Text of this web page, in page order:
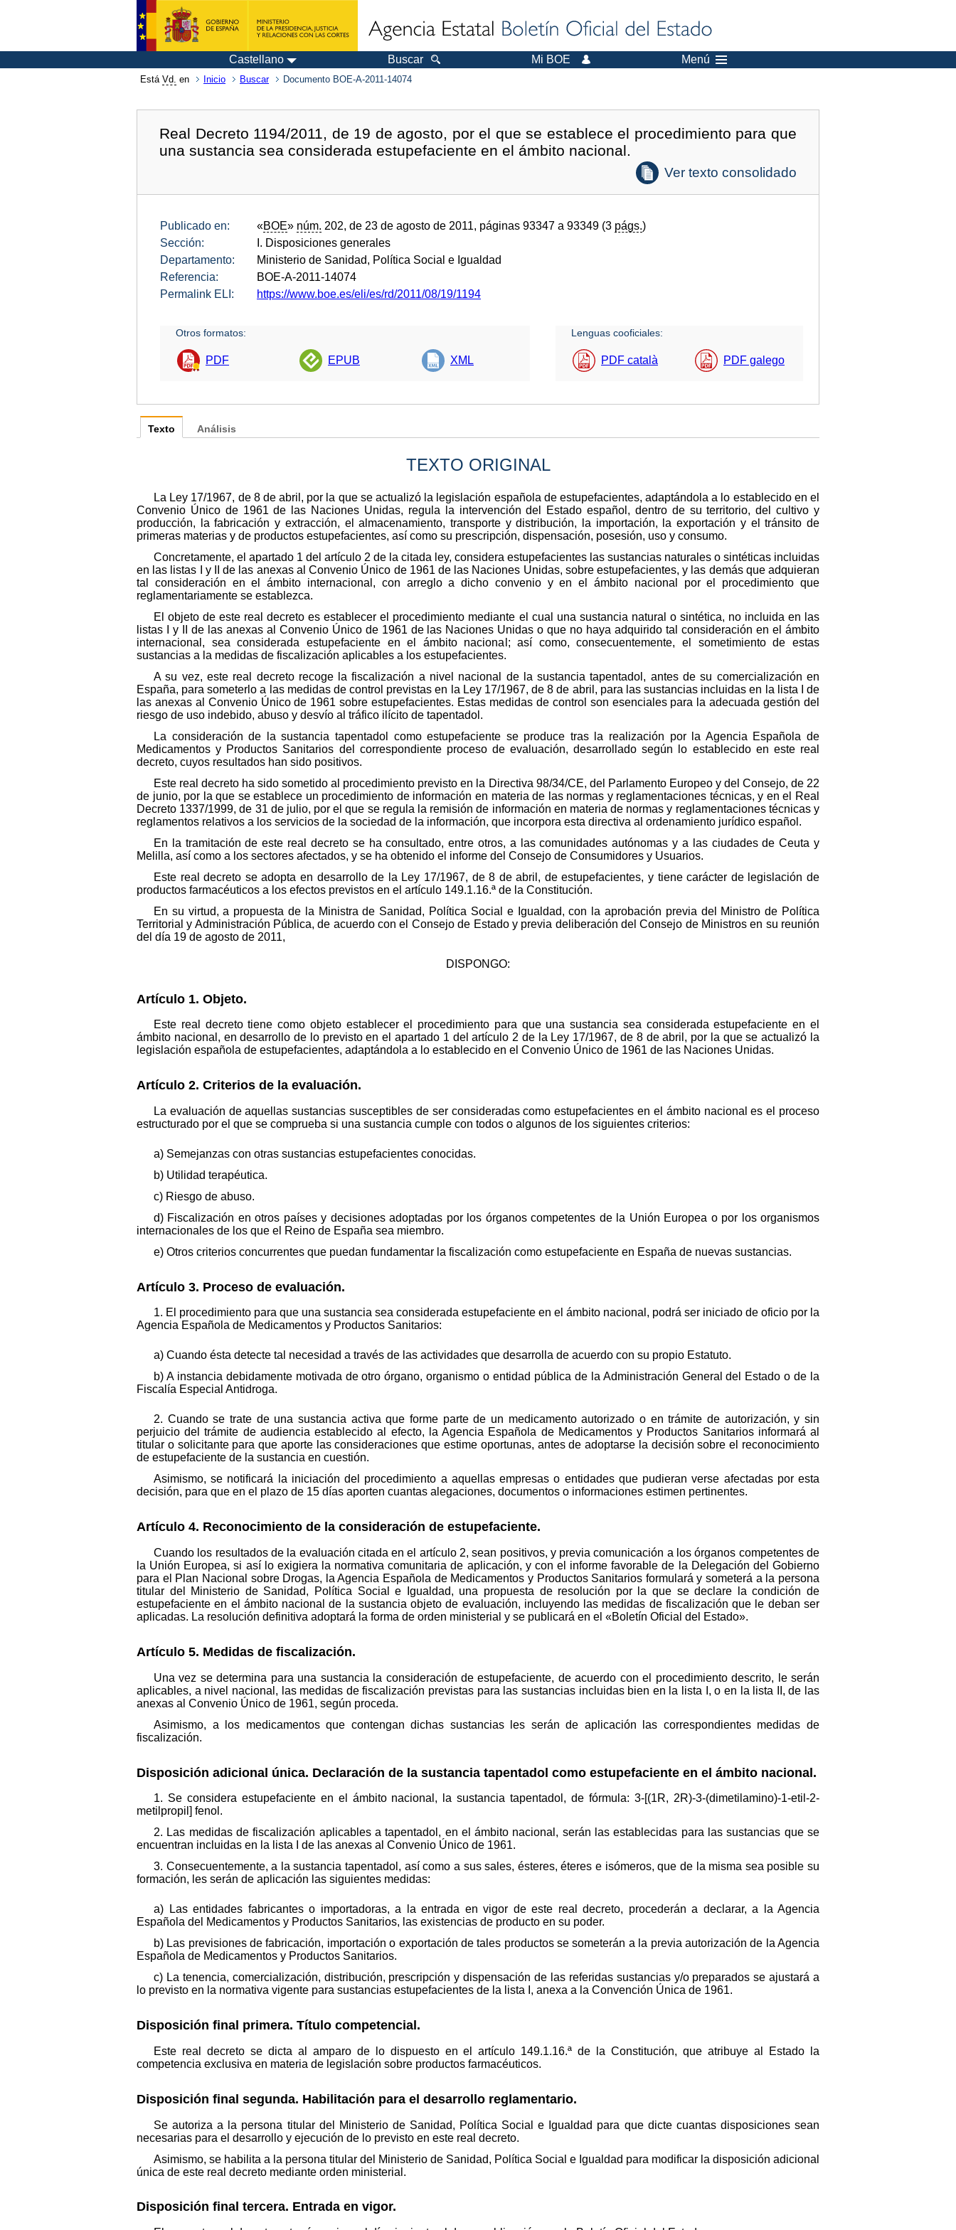
Castellano Buscar Mi BOE Menú
Está Vd. en Inicio Buscar Documento BOE-A-2011-14074
Real Decreto 1194/2011, de 19 de agosto, por el que se establece el procedimiento para que
una sustancia sea considerada estupefaciente en el ámbito nacional.
Ver texto consolidado
Publicado en: «BOE» núm. 202, de 23 de agosto de 2011, páginas 93347 a 93349 (3 págs.)
Sección:
I. Disposiciones generales
Departamento:
Ministerio de Sanidad, Política Social e Igualdad
Referencia:
BOE-A-2011-14074
Permalink ELI:
https://www.boe.es/eli/es/rd/2011/08/19/1194
Otros formatos:
PDF EPUB XML
Lenguas cooficiales:
PDF català PDF galego
Texto
TEXTO ORIGINAL
La Ley 17/1967, de 8 de abril, por la que se actualizó la legislación española de estupefacientes, adaptándola a lo establecido en el
Convenio Único de 1961 de las Naciones Unidas, regula la intervención del Estado español, dentro de su territorio, del cultivo y
producción, la fabricación y extracción, el almacenamiento, transporte y distribución, la importación, la exportación y el tránsito de
primeras materias y de productos estupefacientes, así como su prescripción, dispensación, posesión, uso y consumo.
Concretamente, el apartado 1 del artículo 2 de la citada ley, considera estupefacientes las sustancias naturales o sintéticas incluidas
en las listas I y II de las anexas al Convenio Único de 1961 de las Naciones Unidas, sobre estupefacientes, y las demás que adquieran
tal consideración en el ámbito internacional, con arreglo a dicho convenio y en el ámbito nacional por el procedimiento que
reglamentariamente se establezca.
El objeto de este real decreto es establecer el procedimiento mediante el cual una sustancia natural o sintética, no incluida en las
listas I y II de las anexas al Convenio Único de 1961 de las Naciones Unidas o que no haya adquirido tal consideración en el ámbito
internacional, sea considerada estupefaciente en el ámbito nacional; así como, consecuentemente, el sometimiento de estas
sustancias a la medidas de fiscalización aplicables a los estupefacientes.
A su vez, este real decreto recoge la fiscalización a nivel nacional de la sustancia tapentadol, antes de su comercialización en
España, para someterlo a las medidas de control previstas en la Ley 17/1967, de 8 de abril, para las sustancias incluidas en la lista I de
las anexas al Convenio Único de 1961 sobre estupefacientes. Estas medidas de control son esenciales para la adecuada gestión del
riesgo de uso indebido, abuso y desvío al tráfico ilícito de tapentadol.
La consideración de la sustancia tapentadol como estupefaciente se produce tras la realización por la Agencia Española de
Medicamentos y Productos Sanitarios del correspondiente proceso de evaluación, desarrollado según lo establecido en este real
decreto, cuyos resultados han sido positivos.
Este real decreto ha sido sometido al procedimiento previsto en la Directiva 98/34/CE, del Parlamento Europeo y del Consejo, de 22
de junio, por la que se establece un procedimiento de información en materia de las normas y reglamentaciones técnicas, y en el Real
Decreto 1337/1999, de 31 de julio, por el que se regula la remisión de información en materia de normas y reglamentaciones técnicas y
reglamentos relativos a los servicios de la sociedad de la información, que incorpora esta directiva al ordenamiento jurídico español.
En la tramitación de este real decreto se ha consultado, entre otros, a las comunidades autónomas y a las ciudades de Ceuta y
Melilla, así como a los sectores afectados, y se ha obtenido el informe del Consejo de Consumidores y Usuarios.
Este real decreto se adopta en desarrollo de la Ley 17/1967, de 8 de abril, de estupefacientes, y tiene carácter de legislación de
productos farmacéuticos a los efectos previstos en el artículo 149.1.16.ª de la Constitución.
En su virtud, a propuesta de la Ministra de Sanidad, Política Social e Igualdad, con la aprobación previa del Ministro de Política
Territorial y Administración Pública, de acuerdo con el Consejo de Estado y previa deliberación del Consejo de Ministros en su reunión
del día 19 de agosto de 2011,
DISPONGO:
Artículo 1. Objeto.
Este real decreto tiene como objeto establecer el procedimiento para que una sustancia sea considerada estupefaciente en el
ámbito nacional, en desarrollo de lo previsto en el apartado 1 del artículo 2 de la Ley 17/1967, de 8 de abril, por la que se actualizó la
legislación española de estupefacientes, adaptándola a lo establecido en el Convenio Único de 1961 de las Naciones Unidas.
Artículo 2. Criterios de la evaluación.
La evaluación de aquellas sustancias susceptibles de ser consideradas como estupefacientes en el ámbito nacional es el proceso
estructurado por el que se comprueba si una sustancia cumple con todos o algunos de los siguientes criterios:
a) Semejanzas con otras sustancias estupefacientes conocidas.
b) Utilidad terapéutica.
c) Riesgo de abuso.
d) Fiscalización en otros países y decisiones adoptadas por los órganos competentes de la Unión Europea o por los organismos
internacionales de los que el Reino de España sea miembro.
e) Otros criterios concurrentes que puedan fundamentar la fiscalización como estupefaciente en España de nuevas sustancias.
Artículo 3. Proceso de evaluación.
1. El procedimiento para que una sustancia sea considerada estupefaciente en el ámbito nacional, podrá ser iniciado de oficio por la
Agencia Española de Medicamentos y Productos Sanitarios:
a) Cuando ésta detecte tal necesidad a través de las actividades que desarrolla de acuerdo con su propio Estatuto.
b) A instancia debidamente motivada de otro órgano, organismo o entidad pública de la Administración General del Estado o de la
Fiscalía Especial Antidroga.
2. Cuando se trate de una sustancia activa que forme parte de un medicamento autorizado o en trámite de autorización, y sin
perjuicio del trámite de audiencia establecido al efecto, la Agencia Española de Medicamentos y Productos Sanitarios informará al
titular o solicitante para que aporte las consideraciones que estime oportunas, antes de adoptarse la decisión sobre el reconocimiento
de estupefaciente de la sustancia en cuestión.
Asimismo, se notificará la iniciación del procedimiento a aquellas empresas o entidades que pudieran verse afectadas por esta
decisión, para que en el plazo de 15 días aporten cuantas alegaciones, documentos o informaciones estimen pertinentes.
Artículo 4. Reconocimiento de la consideración de estupefaciente.
Cuando los resultados de la evaluación citada en el artículo 2, sean positivos, y previa comunicación a los órganos competentes de
la Unión Europea, si así lo exigiera la normativa comunitaria de aplicación, y con el informe favorable de la Delegación del Gobierno
para el Plan Nacional sobre Drogas, la Agencia Española de Medicamentos y Productos Sanitarios formulará y someterá a la persona
titular del Ministerio de Sanidad, Política Social e Igualdad, una propuesta de resolución por la que se declare la condición de
estupefaciente en el ámbito nacional de la sustancia objeto de evaluación, incluyendo las medidas de fiscalización que le deban ser
aplicadas. La resolución definitiva adoptará la forma de orden ministerial y se publicará en el «Boletín Oficial del Estado».
Artículo 5. Medidas de fiscalización.
Una vez se determina para una sustancia la consideración de estupefaciente, de acuerdo con el procedimiento descrito, le serán
aplicables, a nivel nacional, las medidas de fiscalización previstas para las sustancias incluidas bien en la lista I, o en la lista II, de las
anexas al Convenio Único de 1961, según proceda.
Asimismo, a los medicamentos que contengan dichas sustancias les serán de aplicación las correspondientes medidas de
fiscalización.
Disposición adicional única. Declaración de la sustancia tapentadol como estupefaciente en el ámbito nacional.
1. Se considera estupefaciente en el ámbito nacional, la sustancia tapentadol, de fórmula: 3-[(1R, 2R)-3-(dimetilamino)-1-etil-2-
metilpropil] fenol.
2. Las medidas de fiscalización aplicables a tapentadol, en el ámbito nacional, serán las establecidas para las sustancias que se
encuentran incluidas en la lista I de las anexas al Convenio Único de 1961.
3. Consecuentemente, a la sustancia tapentadol, así como a sus sales, ésteres, éteres e isómeros, que de la misma sea posible su
formación, les serán de aplicación las siguientes medidas:
a) Las entidades fabricantes o importadoras, a la entrada en vigor de este real decreto, procederán a declarar, a la Agencia
Española del Medicamentos y Productos Sanitarios, las existencias de producto en su poder.
b) Las previsiones de fabricación, importación o exportación de tales productos se someterán a la previa autorización de la Agencia
Española de Medicamentos y Productos Sanitarios.
c) La tenencia, comercialización, distribución, prescripción y dispensación de las referidas sustancias y/o preparados se ajustará a
lo previsto en la normativa vigente para sustancias estupefacientes de la lista I, anexa a la Convención Única de 1961.
Disposición final primera. Título competencial.
Este real decreto se dicta al amparo de lo dispuesto en el artículo 149.1.16.ª de la Constitución, que atribuye al Estado la
competencia exclusiva en materia de legislación sobre productos farmacéuticos.
Disposición final segunda. Habilitación para el desarrollo reglamentario.
Se autoriza a la persona titular del Ministerio de Sanidad, Política Social e Igualdad para que dicte cuantas disposiciones sean
necesarias para el desarrollo y ejecución de lo previsto en este real decreto.
Asimismo, se habilita a la persona titular del Ministerio de Sanidad, Política Social e Igualdad para modificar la disposición adicional
única de este real decreto mediante orden ministerial.
Disposición final tercera. Entrada en vigor.
Análisis